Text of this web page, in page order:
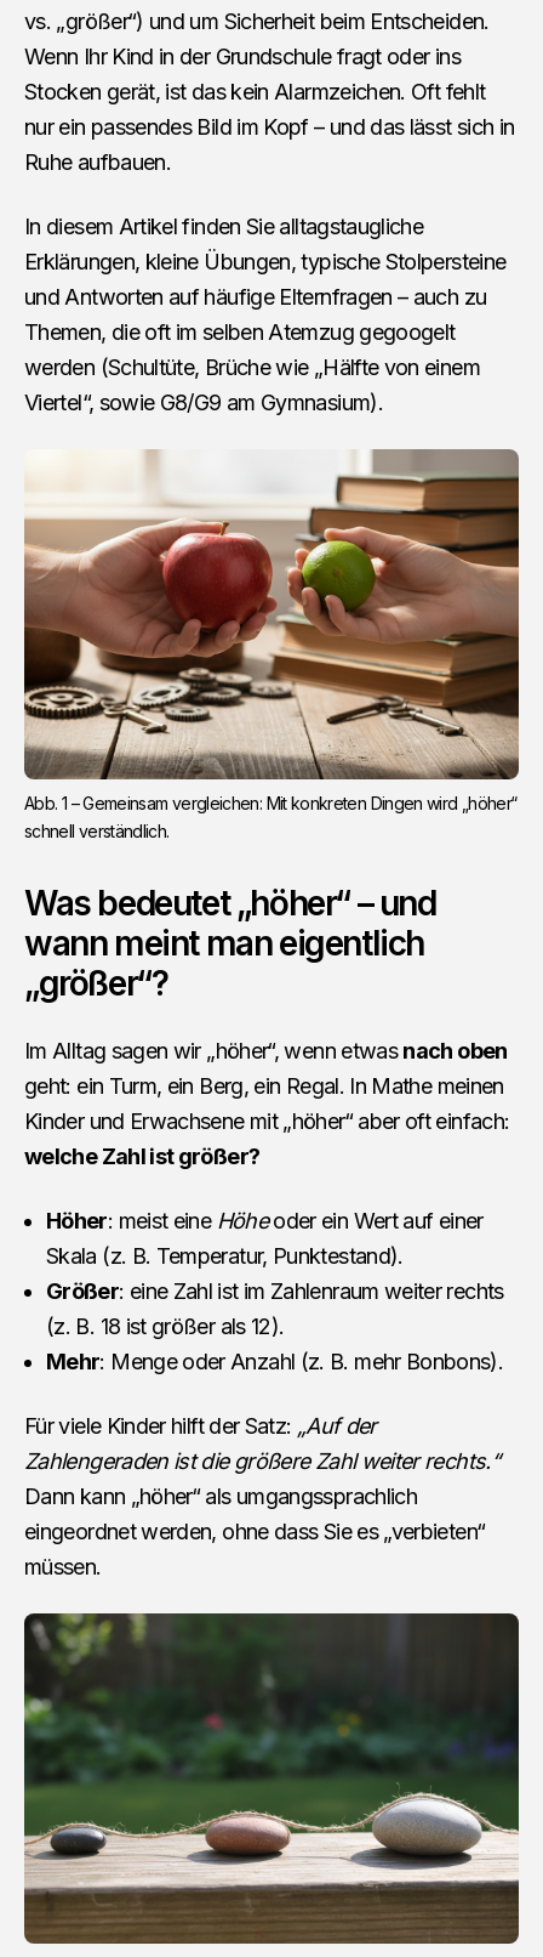
vs. „größer“) und um Sicherheit beim Entscheiden.
Wenn Ihr Kind in der Grundschule fragt oder ins
Stocken gerät, ist das kein Alarmzeichen. Oft fehlt
nur ein passendes Bild im Kopf – und das lässt sich in
Ruhe aufbauen.
In diesem Artikel finden Sie alltagstaugliche
Erklärungen, kleine Übungen, typische Stolpersteine
und Antworten auf häufige Elternfragen – auch zu
Themen, die oft im selben Atemzug gegoogelt
werden (Schultüte, Brüche wie „Hälfte von einem
Viertel“, sowie G8/G9 am Gymnasium).
Abb. 1 – Gemeinsam vergleichen: Mit konkreten Dingen wird „höher“
schnell verständlich.
Was bedeutet „höher“ – und
wann meint man eigentlich
„größer“?
Im Alltag sagen wir „höher“, wenn etwasnach oben
geht: ein Turm, ein Berg, ein Regal. In Mathe meinen
Kinder und Erwachsene mit „höher“ aber oft einfach:
welche Zahl ist größer?
Höher: meist eine Höheoder ein Wert auf einer
Skala (z. B. Temperatur, Punktestand).
Größer: eine Zahl ist im Zahlenraum weiter rechts
(z. B. 18 ist größer als 12).
Mehr: Menge oder Anzahl (z. B. mehr Bonbons).
Für viele Kinder hilft der Satz: „Auf der
Zahlengeraden ist die größere Zahl weiter rechts.“
Dann kann „höher“ als umgangssprachlich
eingeordnet werden, ohne dass Sie es „verbieten“
müssen.